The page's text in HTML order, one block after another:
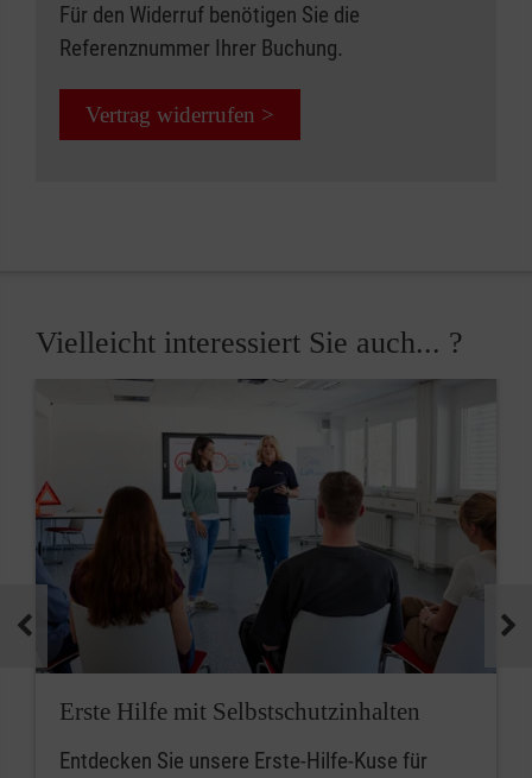
Für den Widerruf benötigen Sie die
Referenznummer Ihrer Buchung.
Vertrag widerrufen >
Vielleicht interessiert Sie auch... ?
Erste Hilfe mit Selbstschutzinhalten
Entdecken Sie unsere Erste-Hilfe-Kuse für